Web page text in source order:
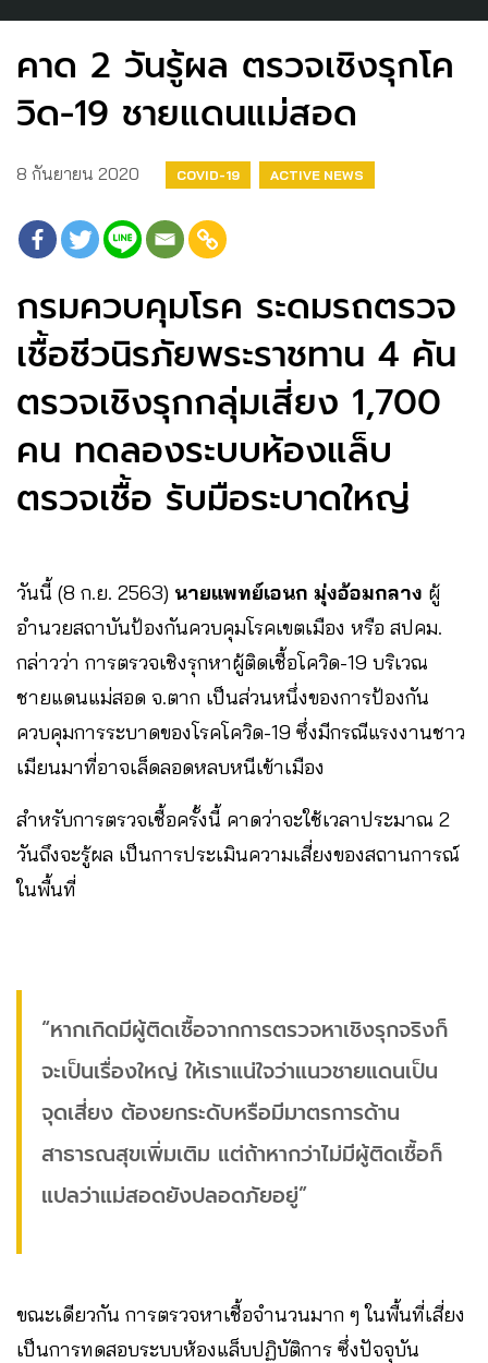
คาด​ 2​ วันรู้ผล ตรวจเชิงรุกโค
วิด-19​ ชายแดนแม่สอด​
8 กันยายน 2020 COVID-19 ACTIVE NEWS
กรมควบคุมโรค​ ระดมรถตรวจ
เชื้อชีวนิรภัยพระราชทาน 4 คัน​
ตรวจเชิงรุกกลุ่มเสี่ยง 1,700
คน ทดลองระบบห้องแล็บ
ตรวจเชื้อ รับมือระบาดใหญ่
วันนี้ (8​ ก.ย.​ 2563)​ นายแพทย์เอนก​ มุ่งอ้อมกลาง ​ ผู้
อำนวยสถาบันป้องกันควบคุมโรคเขตเมือง หรือ​ สปคม.
กล่าวว่า การตรวจเชิงรุกหาผู้ติดเชื้อโควิด-19 บริเวณ
ชายแดนแม่สอด จ.ตาก​ เป็นส่วนหนึ่งของการป้องกัน
ควบคุมการระบาดของโรคโควิด-19 ซึ่งมีกรณีแรงงานชาว
เมียนมาที่อาจเล็ดลอดหลบหนีเข้าเมือง
สำหรับการตรวจเชื้อครั้งนี้ คาดว่าจะใช้เวลาประมาณ 2
วันถึงจะรู้ผล​ เป็น​การประเมินความเสี่ยงของสถานการณ์
ในพื้นที่
“หากเกิดมีผู้ติดเชื้อจากการตรวจหาเชิงรุกจริงก็
จะเป็นเรื่องใหญ่ ให้เราแน่ใจว่าแนวชายแดนเป็น
จุดเสี่ยง​ ต้องยกระดับหรือมีมาตรการด้าน
สาธารณสุขเพิ่มเติม แต่ถ้าหากว่าไม่มีผู้ติดเชื้อก็
แปลว่าแม่สอดยังปลอดภัยอยู่”
ขณะเดียวกัน การตรวจหาเชื้อจำนวนมาก ๆ ในพื้นที่เสี่ยง​
เป็นการทดสอบระบบห้องแล็บปฏิบัติการ​ ซึ่งปัจจุบัน